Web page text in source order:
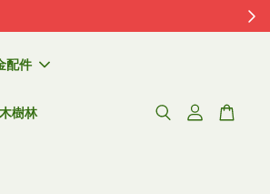
配件
樹林